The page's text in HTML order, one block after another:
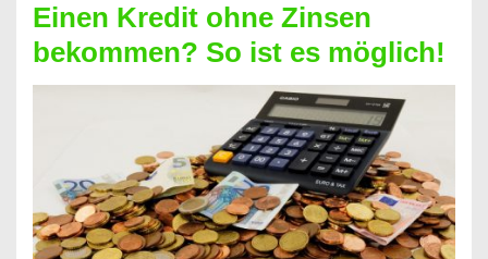
Festvertrag
für
jeden
erfahren
Sie
es
Einen Kredit ohne Zinsen
bekommen? So ist es möglich!